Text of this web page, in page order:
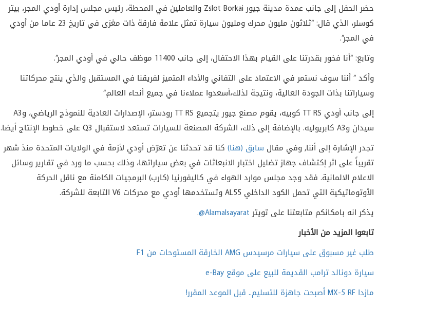
حضر الحفل إلى جانب عمدة مدينة جيورZslot Borkai والعاملين في المحطة، رئيس مجلس إدارة أودي المجر، بيتر
كوسلر، الذي قال: “ثلاثون مليون محرك ومليون سيارة تمثل علامة فارقة ذات مغزى في تاريخ 23 عاما من أودي
في المجر”.
وتابع: “أنا فخور بقدرتنا على القيام بهذا الاحتفال، إلى جانب 11400 موظف حالي في أودي المجر”.
وأكد ” أننا سوف نستمر في الاعتماد على التفاني والأداء المتميز لفريقنا في المستقبل والذي ينتج محركاتنا
وسياراتنا بذات الجودة العالية، ونتيجة لذلك،أسعدوا عملاءنا في جميع أنحاء العالم“.
إلى جانب أودي TT RS كوبيه، يقوم مصنع جيور يتجميع TT RS رودستر، الإصدارات العادية للنموذج الرياضي، وA3
سيدان وA3 كابريوليه. بالإضافة إلى ذلك، الشركة المصنعة للسيارات تستعد لاستقبال Q3 على خطوط الإنتاج أيضا.
تجدر الإشارة إلى أننا, وفي مقال سابق (هنا) كنا قد تحدثنا عن تعرّض أودي لأزمة في الولايات المتحدة منذ شهر
تقريباً على اثر إكتشاف جهاز تضليل اختبار الانبعاثات في بعض سياراتها، وذلك بحسب ما ورد في تقارير وسائل
الاعلام الالمانية. فقد وجد مجلس موارد الهواء في كاليفورنيا (كارب) البرمجيات الكامنة مع ناقل الحركة
الأوتوماتيكية التي تحمل الكود الداخلي AL55 وتستخدمها أودي مع محركات V6 التابعة للشركة.
يذكر انه بامكانكم متابعتنا على تويتر@Alamalsayarat
.
تابعوا المزيد من الأخبار
طلب غير مسبوق على سيارات مرسيدس AMG الخارقة المستوحات من F1
سيارة دونالد ترامب القديمة للبيع على موقع e-Bay
مازدا MX-5 RF أصبحت جاهزة للتسليم.. قبل الموعد المقرر!